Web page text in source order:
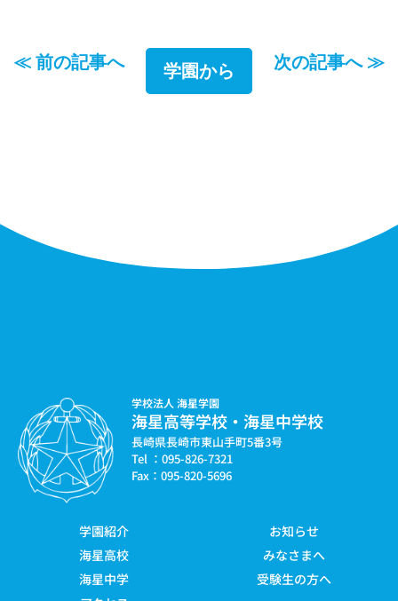
≪ 前の記事へ 学園から 次の記事へ ≫
学校法人 海星学園
海星高等学校・海星中学校
長崎県長崎市東山手町5番3号
Tel ：095-826-7321
Fax：095-820-5696
学園紹介
海星高校
海星中学
お知らせ
みなさまへ
受験生の方へ